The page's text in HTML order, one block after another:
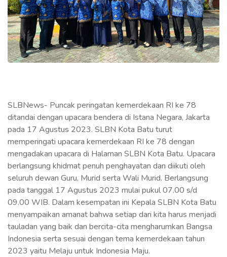
SLBNews- Puncak peringatan kemerdekaan RI ke 78
ditandai dengan upacara bendera di Istana Negara, Jakarta
pada 17 Agustus 2023. SLBN Kota Batu turut
memperingati upacara kemerdekaan RI ke 78 dengan
mengadakan upacara di Halaman SLBN Kota Batu. Upacara
berlangsung khidmat penuh penghayatan dan diikuti oleh
seluruh dewan Guru, Murid serta Wali Murid. Berlangsung
pada tanggal 17 Agustus 2023 mulai pukul 07.00 s/d
09.00 WIB. Dalam kesempatan ini Kepala SLBN Kota Batu
menyampaikan amanat bahwa setiap dari kita harus menjadi
tauladan yang baik dan bercita-cita mengharumkan Bangsa
Indonesia serta sesuai dengan tema kemerdekaan tahun
2023 yaitu Melaju untuk Indonesia Maju.